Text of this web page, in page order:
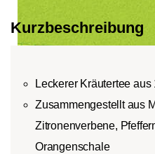
Kurzbeschreibung
Leckerer Kräutertee
Zusammengestellt aus
Zitronenverbene,
Orangenschale